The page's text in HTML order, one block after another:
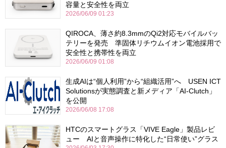
容量と安全性を両立
2026/06/09 01:23
QIROCA、薄さ約8.3mmのQi2対応モバイルバッ
テリーを発売 準固体リチウムイオン電池採用で
安全性と携帯性を両立
2026/06/09 01:08
生成AIは“個人利用”から“組織活用”へ USEN ICT
Solutionsが実態調査と新メディア「AI-Clutch」
を公開
2026/06/08 17:08
HTCのスマートグラス「VIVE Eagle」製品レビ
ュー AIと音声操作に特化した“日常使い”グラス